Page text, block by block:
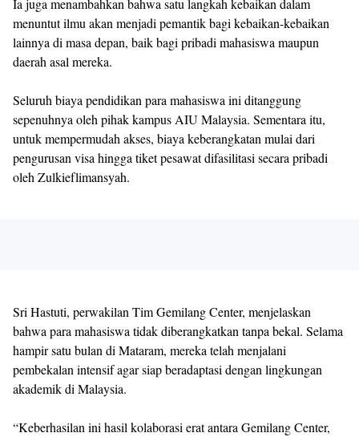
Ia juga menambahkan bahwa satu langkah kebaikan dalam
menuntut ilmu akan menjadi pemantik bagi kebaikan-kebaikan
lainnya di masa depan, baik bagi pribadi mahasiswa maupun
daerah asal mereka.
Seluruh biaya pendidikan para mahasiswa ini ditanggung
sepenuhnya oleh pihak kampus AIU Malaysia. Sementara itu,
untuk mempermudah akses, biaya keberangkatan mulai dari
pengurusan visa hingga tiket pesawat difasilitasi secara pribadi
oleh Zulkieflimansyah.
Sri Hastuti, perwakilan Tim Gemilang Center, menjelaskan
bahwa para mahasiswa tidak diberangkatkan tanpa bekal. Selama
hampir satu bulan di Mataram, mereka telah menjalani
pembekalan intensif agar siap beradaptasi dengan lingkungan
akademik di Malaysia.
“Keberhasilan ini hasil kolaborasi erat antara Gemilang Center,